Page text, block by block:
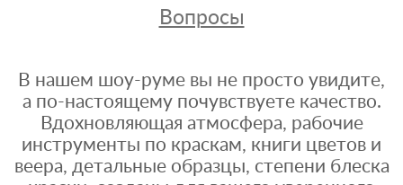
Вопросы
В нашем шоу-руме вы не просто увидите,
а по-настоящему почувствуете качество.
Вдохновляющая атмосфера, рабочие
инструменты по краскам, книги цветов и
веера, детальные образцы, степени блеска